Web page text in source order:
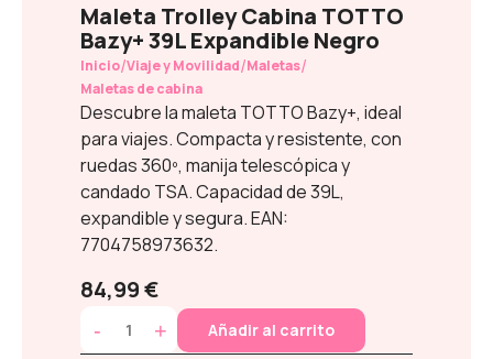
Maleta Trolley Cabina TOTTO
Bazy+ 39L Expandible Negro
Inicio/Viaje y Movilidad/Maletas/
Maletas de cabina
Descubre la maleta TOTTO Bazy+, ideal
para viajes. Compacta y resistente, con
ruedas 360º, manija telescópica y
candado TSA. Capacidad de 39L,
expandible y segura. EAN:
7704758973632.
84,99 €
- + Añadir al carrito